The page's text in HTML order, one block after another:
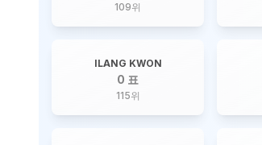
109위
ILANG KWON
0 표
115위